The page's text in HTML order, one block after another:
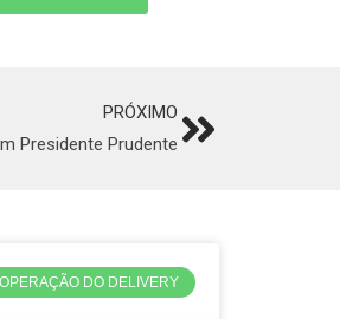
PRÓXIMO
Presidente Prudente Next
OPERAÇÃO DO DELIVERY